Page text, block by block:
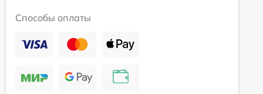
Способы оплаты